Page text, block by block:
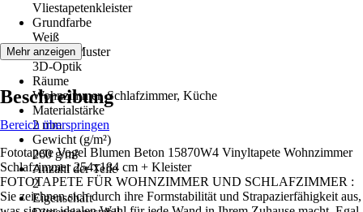
Vliestapetenkleister
Grundfarbe
Weiß
Dekor / Muster
3D-Optik
Räume
Wohnzimmer, Schlafzimmer, Küche
Materialstärke
2 mm
Gewicht (g/m²)
260 g/m²
Anzahl der Teile
2
Eigenschaft
Mehr anzeigen
Beschreibung
Bereich überspringen
Fototapete Vogel Blumen Beton 15870W4 Vinyltapete Wohnzimmer
Schlafzimmer 254x184 cm + Kleister
FOTOTAPETE FÜR WOHNZIMMER UND SCHLAFZIMMER :
Sie zeichnen sich durch ihre Formstabilität und Strapazierfähigkeit aus,